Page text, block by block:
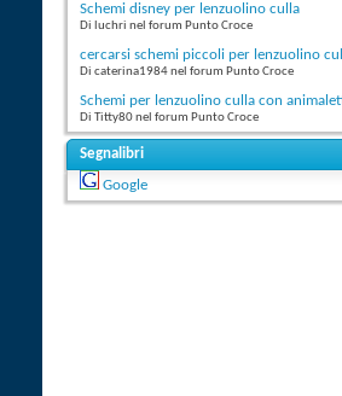
Schemi disney per lenzuolino culla
Di luchri nel forum Punto Croce
cercarsi schemi piccoli per lenzuolino
Di caterina1984 nel forum Punto Croce
Schemi per lenzuolino culla con
Di Titty80 nel forum Punto Croce
Segnalibri
Google